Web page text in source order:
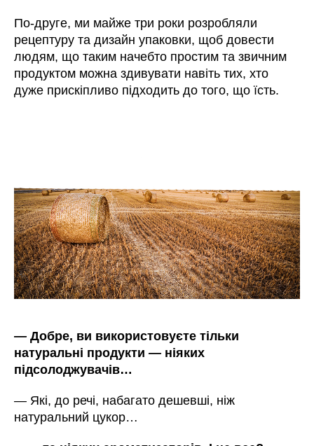
По-друге, ми майже три роки розробляли
рецептуру та дизайн упаковки, щоб довести
людям, що таким начебто простим та звичним
продуктом можна здивувати навіть тих, хто
дуже прискіпливо підходить до того, що їсть.
—Добре, ви використовуєте тільки
натуральні продукти— ніяких
підсолоджувачів…
— Які, до речі, набагато дешевші, ніж
натуральний цукор…